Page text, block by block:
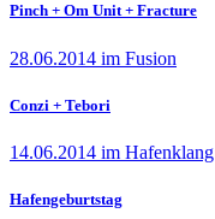
Pinch + Om Unit + Fracture
28.06.2014 im Fusion
Conzi + Tebori
14.06.2014 im Hafenklang
Hafengeburtstag